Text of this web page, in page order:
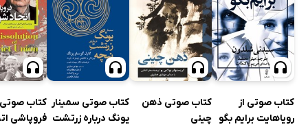
کتاب صوتی از
رویاهایت برایم بگو
کتاب صوتی ذهن
چینی
کتاب صوتی سمینار
یونگ درباره زرتشت
کتاب صوتی
فروپاشی